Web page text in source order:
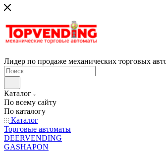
Лидер по продаже механических торговых
Каталог
По всему сайту
По каталогу
Каталог
Торговые автоматы
DEERVENDING
GASHAPON